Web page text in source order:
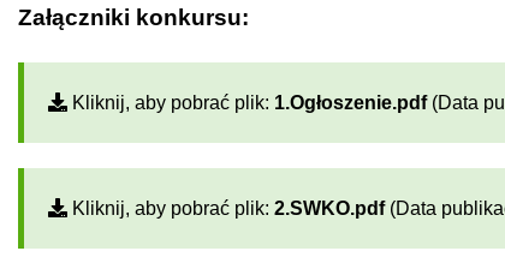
Załączniki konkursu:
Kliknij, aby pobrać plik: 1.Ogłoszenie.pdf(Data
Kliknij, aby pobrać plik: 2.SWKO.pdf(Data